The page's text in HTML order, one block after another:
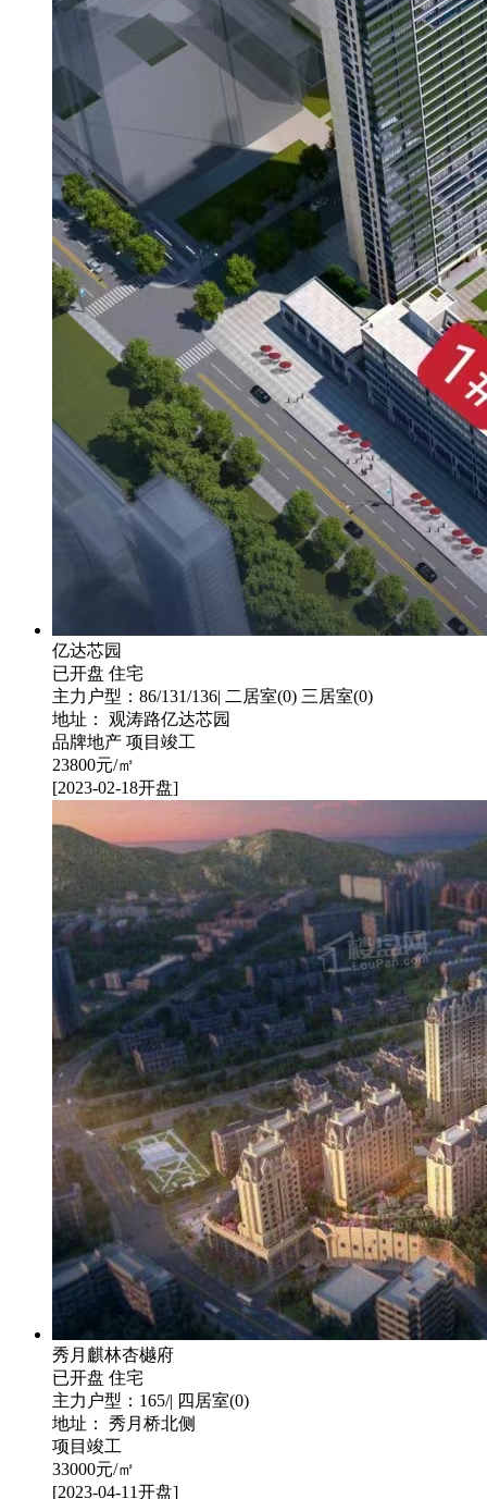
亿达芯园
已开盘 住宅
主力户型：86/131/136| 二居室(0) 三居室(0)
地址： 观涛路亿达芯园
品牌地产 项目竣工
23800元/㎡
[2023-02-18开盘]
秀月麒林杏樾府
已开盘 住宅
主力户型：165/| 四居室(0)
地址： 秀月桥北侧
项目竣工
33000元/㎡
[2023-04-11开盘]